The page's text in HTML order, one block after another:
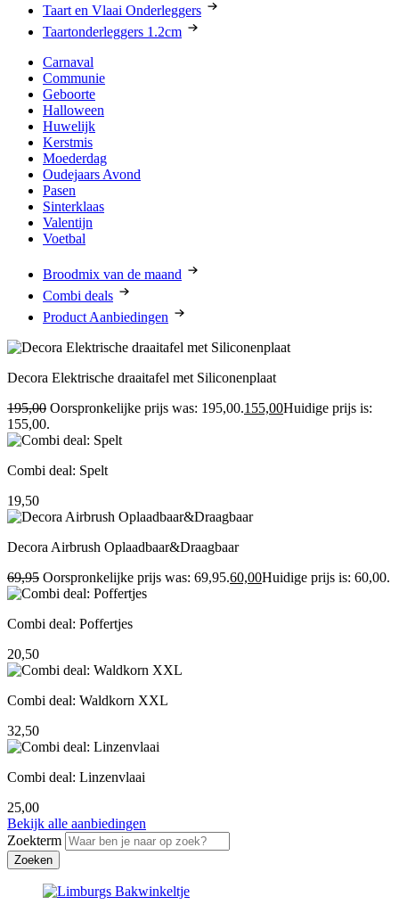
Taart en Vlaai Onderleggers
Taartonderleggers 1.2cm
Carnaval
Communie
Geboorte
Halloween
Huwelijk
Kerstmis
Moederdag
Oudejaars Avond
Pasen
Sinterklaas
Valentijn
Voetbal
Broodmix van de maand
Combi deals
Product Aanbiedingen
Decora Elektrische draaitafel met Siliconenplaat
195,00 Oorspronkelijke prijs was: 195,00.155,00Huidige prijs is:
155,00.
Combi deal: Spelt
19,50
Decora Airbrush Oplaadbaar&Draagbaar
69,95 Oorspronkelijke prijs was: 69,95.60,00Huidige prijs is: 60,00.
Combi deal: Poffertjes
20,50
Combi deal: Waldkorn XXL
32,50
Combi deal: Linzenvlaai
25,00
Bekijk alle aanbiedingen
Zoekterm